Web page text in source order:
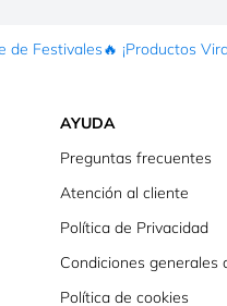
de Festivales🔥 ¡Productos
AYUDA
Preguntas frecuentes
Atención al cliente
Política de Privacidad
Condiciones generales
Política de cookies